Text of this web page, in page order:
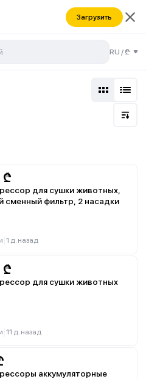
Загрузить
RU /₾
₾
для сушки животных,
сменный фильтр, 2 насадки
1 д. назад
₾
для сушки животных
11 д. назад
аккумуляторные